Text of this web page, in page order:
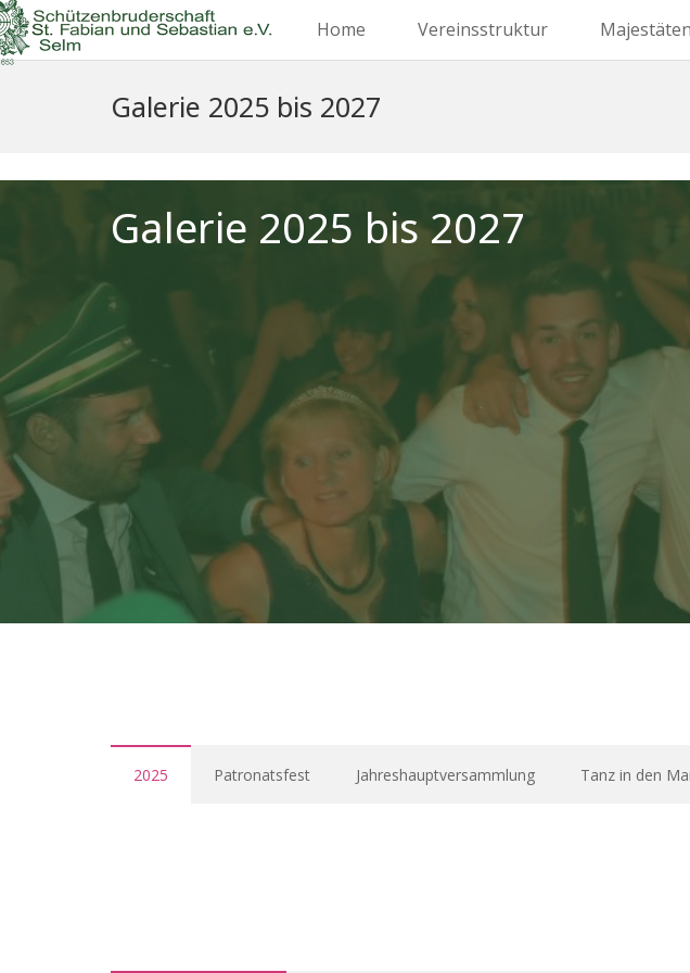
Home Vereinsstruktur Majestäten
Galerie 2025 bis 2027
Galerie 2025 bis 2027
2025 Patronatsfest Jahreshauptversammlung Tanz in den Mai